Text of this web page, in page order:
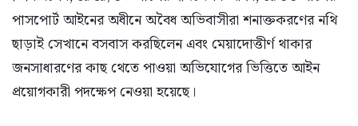
পাসপোর্ট আইনের অধীনে অবৈধ অভিবাসীরা শনাক্তকরণের নথি
ছাড়াই সেখানে বসবাস করছিলেন এবং মেয়াদোত্তীর্ণ থাকার
জনসাধারণের কাছ থেতে পাওয়া অভিযোগের ভিত্তিতে আইন
প্রয়োগকারী পদক্ষেপ নেওয়া হয়েছে।